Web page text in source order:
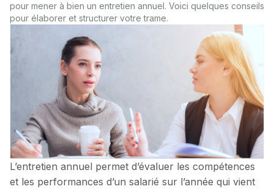
pour mener à bien un entretien annuel. Voici quelques conseils
pour élaborer et structurer votre trame.
L’entretien annuel permet d’évaluer les compétences
et les performances d’un salarié sur l’année qui vient